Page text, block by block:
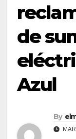
de
Azul
By